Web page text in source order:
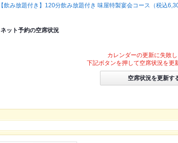
【飲み放題付き】120分飲み放題付き 味屋特製宴会コース（税込
ネット予約の空席状況
カレンダーの更新に失敗し
下記ボタンを押して空席状況を更
空席状況を更新す